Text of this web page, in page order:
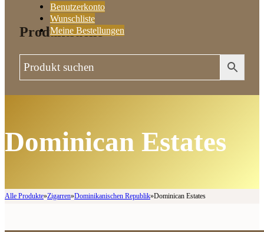
Benutzerkonto
Wunschliste
Meine Bestellungen
Produktsuche
Dominican Estates
Alle Produkte»Zigarren»Dominikanischen Republik»Dominican Estates